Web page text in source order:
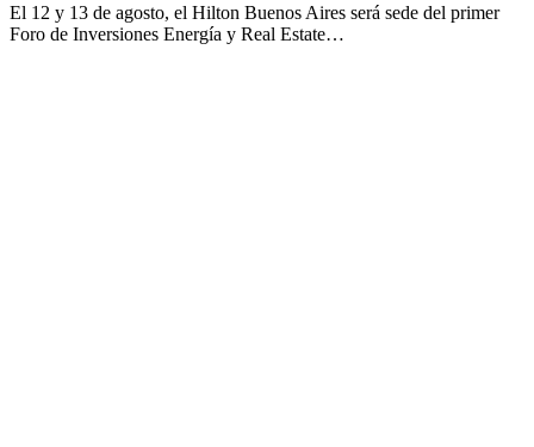
El 12 y 13 de agosto, el Hilton Buenos Aires será sede del primer
Foro de Inversiones Energía y Real Estate…